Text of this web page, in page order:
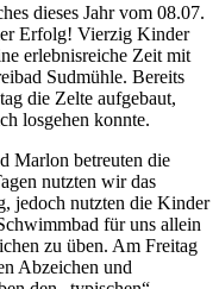
dieses Jahr vom 08.07.
Erfolg! Vierzig Kinder
erlebnisreiche Zeit mit
Sudmühle. Bereits
die Zelte aufgebaut,
losgehen konnte.
Marlon betreuten die
nutzten wir das
jedoch nutzten die Kinder
für uns allein
zu üben. Am Freitag
Abzeichen und